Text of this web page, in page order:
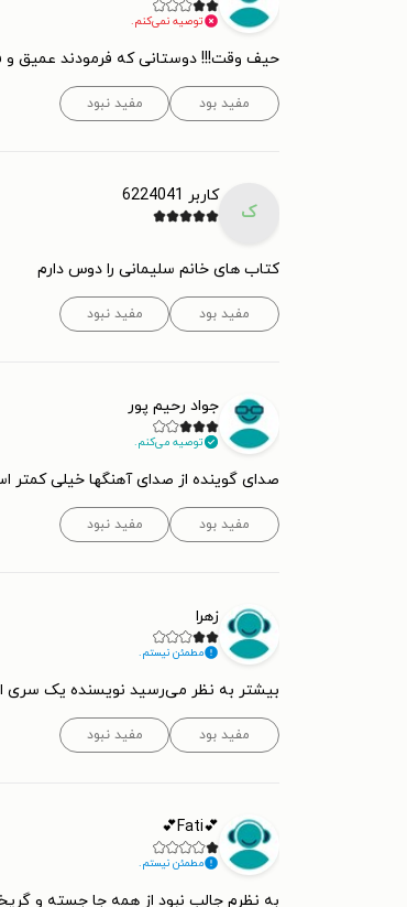
توصیه نمی‌کنم.
حیف وقت!!! دوستانی که فرمودند عمیق و
مفید بود مفید نبود
ک
کاربر 6224041
کتاب های خانم سلیمانی را دوس دارم
مفید بود مفید نبود
جواد رحیم پور
توصیه می‌کنم.
صدای گوینده از صدای آهنگها خیلی کمتر
مفید بود مفید نبود
زهرا
مطمئن نیستم.
بیشتر به نظر می‌رسید نویسنده یک سری
مفید بود مفید نبود
💕Fati💕
مطمئن نیستم.
به نظرم جالب نبود از همه جا جسته و